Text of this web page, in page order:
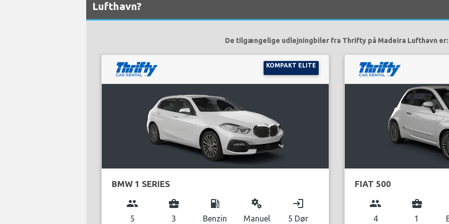
Lufthavn?
De tilgængelige udlejningbiler fra Thrifty på Madeira Lufthavn er:
KOMPAKT ELITE
BMW 1 SERIES
group
5
business_center
3
local_gas_station
Benzin
miscellaneous_services
Manuel
login
5 Dør
FIAT 500
group
4
business_center
1